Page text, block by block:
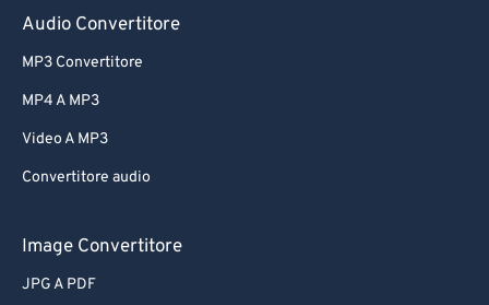
Audio Convertitore
MP3 Convertitore
MP4 A MP3
Video A MP3
Convertitore audio
Image Convertitore
JPG A PDF